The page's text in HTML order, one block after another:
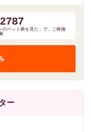
のペット葬を見た」で、ご葬儀
ー